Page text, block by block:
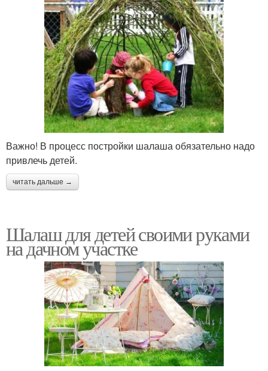
Важно! В процесс постройки шалаша обязательно надо
привлечь детей.
читать дальше →
Шалаш для детей своими руками
на дачном участке